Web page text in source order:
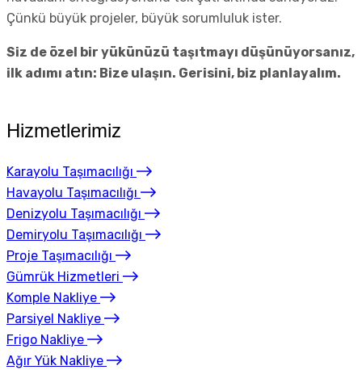
Çünkü büyük projeler, büyük sorumluluk ister.
Siz de özel bir yükünüzü taşıtmayı düşünüyorsanız,
ilk adımı atın: Bize ulaşın. Gerisini, biz planlayalım.
Hizmetlerimiz
Karayolu Taşımacılığı
Havayolu Taşımacılığı
Denizyolu Taşımacılığı
Demiryolu Taşımacılığı
Proje Taşımacılığı
Gümrük Hizmetleri
Komple Nakliye
Parsiyel Nakliye
Frigo Nakliye
Ağır Yük Nakliye